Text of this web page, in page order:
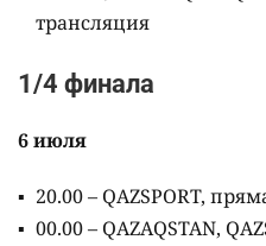
трансляция
1/4 финала
6 июля
20.00 – QAZSPORT,
00.00 – QAZAQSTAN,